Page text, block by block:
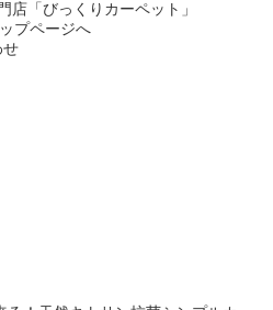
店「びっくりカーペット」
せ